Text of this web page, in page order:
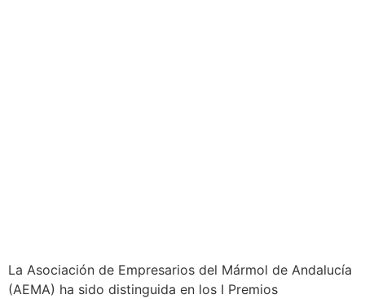
La Asociación de Empresarios del Mármol de Andalucía
(AEMA) ha sido distinguida en los I Premios